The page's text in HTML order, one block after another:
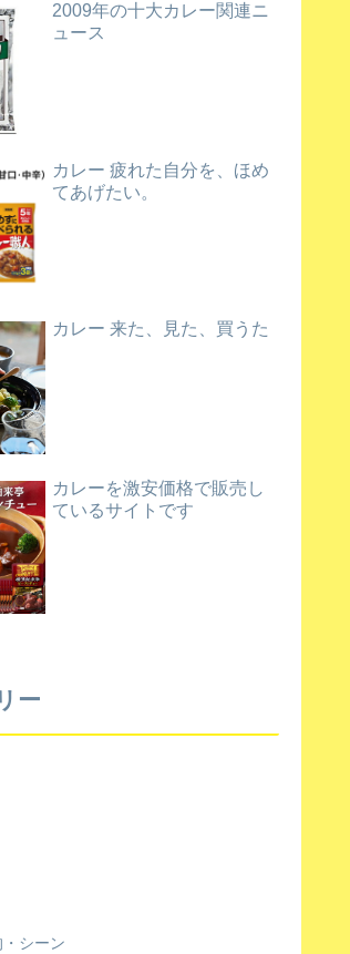
2009年の十大カレー関連ニ
ュース
カレー 疲れた自分を、ほめ
てあげたい。
カレー 来た、見た、買うた
カレーを激安価格で販売し
ているサイトです
ー
シーン